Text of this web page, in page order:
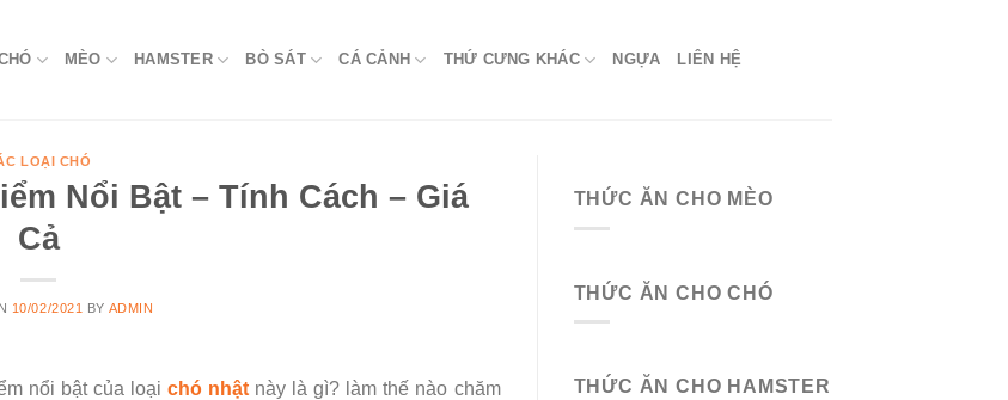
MÈO HAMSTER BÒ SÁT CÁ CẢNH THỨ CƯNG KHÁC NGỰA LIÊN HỆ
LOẠI CHÓ
Nổi Bật – Tính Cách – Giá
Cả
10/02/2021 BY ADMIN
nổi bật của loại chó nhật này là gì? làm thế nào chăm
THỨC ĂN CHO MÈO
THỨC ĂN CHO CHÓ
THỨC ĂN CHO HAMSTER